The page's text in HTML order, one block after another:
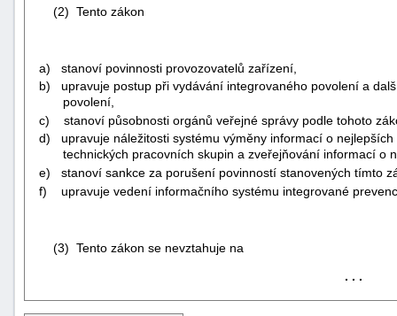
(2) Tento zákon
a) stanoví povinnosti provozovatelů zařízení,
b) upravuje postup při vydávání integrovaného povolení a
povolení,
c) stanoví působnosti orgánů veřejné správy podle tohoto
d) upravuje náležitosti systému výměny informací o
technických pracovních skupin a zveřejňování informací o
e) stanoví sankce za porušení povinností stanovených tímto
f) upravuje vedení informačního systému integrované
(3) Tento zákon se nevztahuje na
. . .